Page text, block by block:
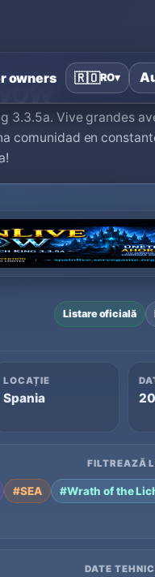
owners 🇷🇴RO▾
›SPAINLIVE WOW
3.3.5a. Vive grandes
comunidad en
Listare oficială
LOCAȚIE
Spania
FILTREAZĂ
#SEA
#Wrath of the
DATE